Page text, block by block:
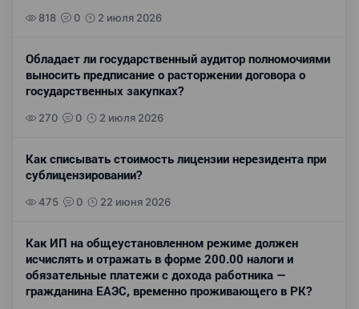
818 0 2 июля 2026
Обладает ли государственный аудитор полномочиями
выносить предписание о расторжении договора о
государственных закупках?
270 0 2 июля 2026
Как списывать стоимость лицензии нерезидента при
сублицензировании?
475 0 22 июня 2026
Как ИП на общеустановленном режиме должен
исчислять и отражать в форме 200.00 налоги и
обязательные платежи с дохода работника —
гражданина ЕАЭС, временно проживающего в РК?